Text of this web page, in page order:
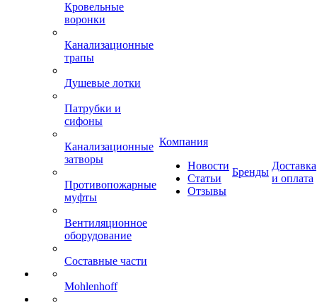
Кровельные
воронки
Канализационные
трапы
Душевые лотки
Патрубки и
сифоны
Канализационные
затворы
Противопожарные
муфты
Вентиляционное
оборудование
Составные части
Mohlenhoff
Компания
Новости
Статьи
Отзывы
Бренды
Доставка
и оплата